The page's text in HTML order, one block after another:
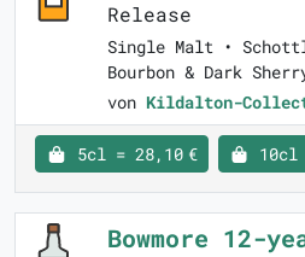
Release
Single Malt •
Bourbon & Dark
von Kildalton-
5cl = 28,10 € 10cl
Bowmore 12-